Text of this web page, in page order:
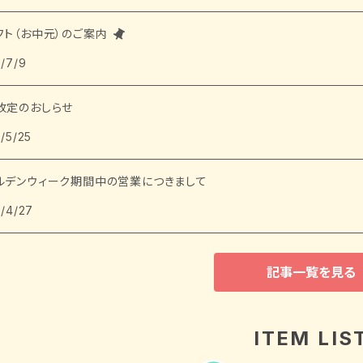
（お中元）のご案内
7/9
定のおしらせ
5/25
デンウィーク期間中の営業につきまして
4/27
記事一覧を見る
ITEM